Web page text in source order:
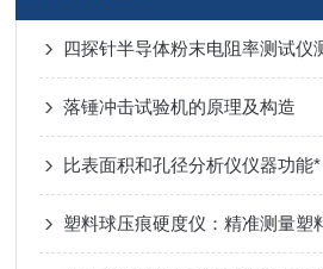
四探针半导体粉末电阻率测试仪
落锤冲击试验机的原理及构造
比表面积和孔径分析仪仪器功能*
塑料球压痕硬度仪：精准测量塑